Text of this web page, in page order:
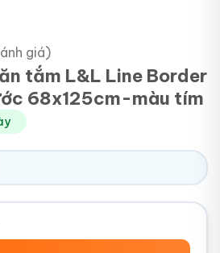
giá)
tắm L&L Line Border
68x125cm-màu tím